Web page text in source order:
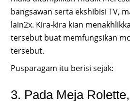
bangsawan serta ekshibisi TV,
lain2x. Kira-kira kian
tersebut buat memfungsikan
tersebut.
Pusparagam itu berisi sejak:
3. Pada Meja